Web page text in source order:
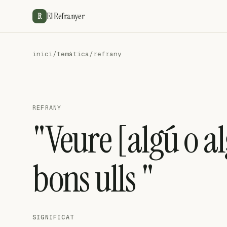
R El Refranyer
inici/temàtica/refrany
REFRANY
"Veure [algú o
bons ulls "
SIGNIFICAT